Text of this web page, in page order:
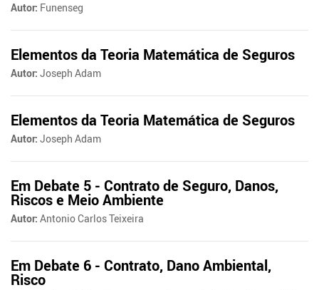
Autor: Funenseg
Elementos da Teoria Matemática de Seguros
Autor: Joseph Adam
Elementos da Teoria Matemática de Seguros
Autor: Joseph Adam
Em Debate 5 - Contrato de Seguro, Danos,
Riscos e Meio Ambiente
Autor: Antonio Carlos Teixeira
Em Debate 6 - Contrato, Dano Ambiental,
Risco